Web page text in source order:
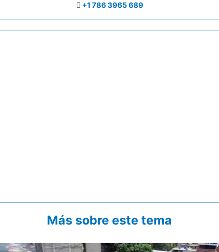
+1 786 3965 689
Más sobre este tema